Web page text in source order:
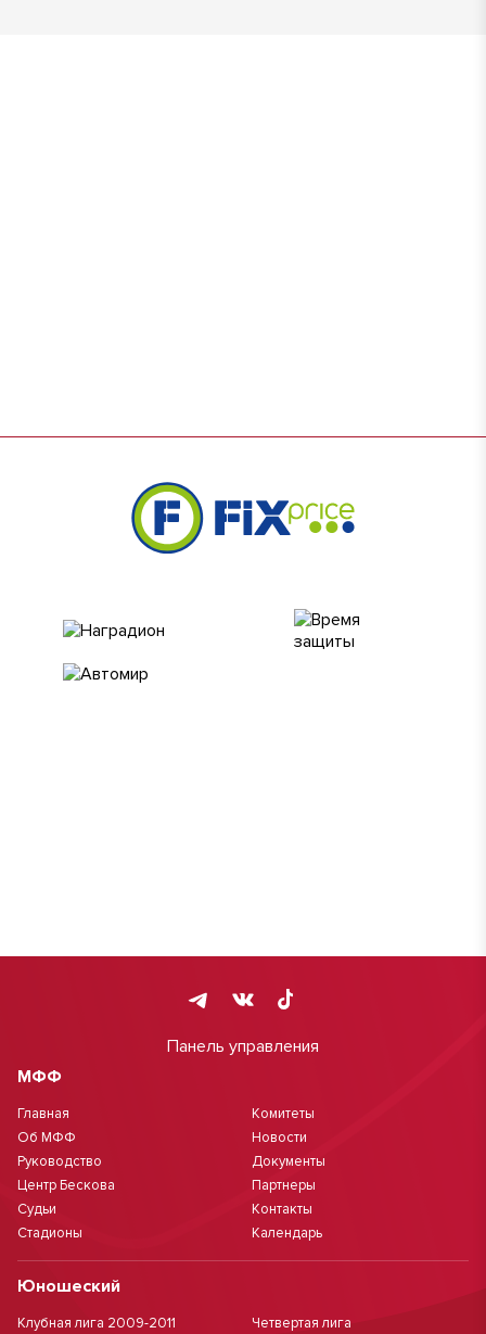
Панель управления
МФФ
Главная
Об МФФ
Руководство
Центр Бескова
Судьи
Стадионы
Комитеты
Новости
Документы
Партнеры
Контакты
Календарь
Юношеский
Клубная лига 2009-2011
Четвертая лига